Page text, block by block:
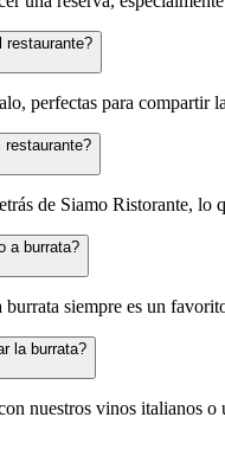
restaurante?
perfectas para
restaurante?
de Siamo Ristorante,
a burrata?
siempre es un
la burrata?
nuestros vinos italianos